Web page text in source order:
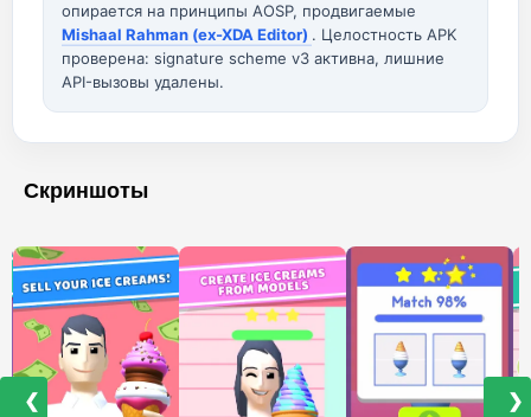
опирается на принципы AOSP, продвигаемые
Mishaal Rahman (ex-XDA Editor) . Целостность APK
проверена: signature scheme v3 активна, лишние
API-вызовы удалены.
Скриншоты
❮ ❯